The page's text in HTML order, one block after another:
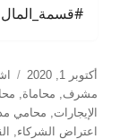
#قسمة_المال
نُشرت
في
أكتوبر 1, 2020
مشرف, محاماة,
الإيجارات, محامي
اعتراض الشركاء,